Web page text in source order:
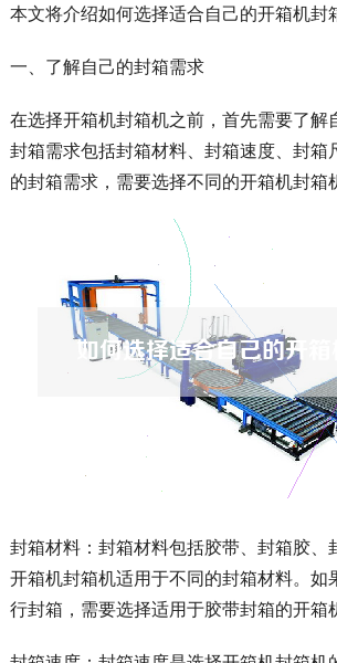
本文将介绍如何选择适合自己的开箱机封
一、了解自己的封箱需求
在选择开箱机封箱机之前，首先需要了解
封箱需求包括封箱材料、封箱速度、封箱
的封箱需求，需要选择不同的开箱机封箱
封箱材料：封箱材料包括胶带、封箱胶、
开箱机封箱机适用于不同的封箱材料。如
行封箱，需要选择适用于胶带封箱的开箱